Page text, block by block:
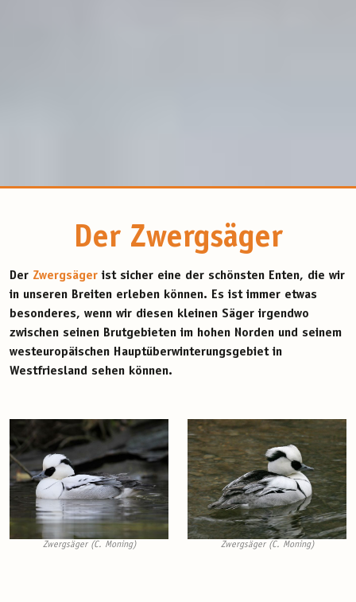
Der Zwergsäger
Der Zwergsägerist sicher eine der schönsten Enten, die wir
in unseren Breiten erleben können. Es ist immer etwas
besonderes, wenn wir diesen kleinen Säger irgendwo
zwischen seinen Brutgebieten im hohen Norden und seinem
westeuropäischen Hauptüberwinterungsgebiet in
Westfriesland sehen können.
Zwergsäger (C. Moning) Zwergsäger (C. Moning)